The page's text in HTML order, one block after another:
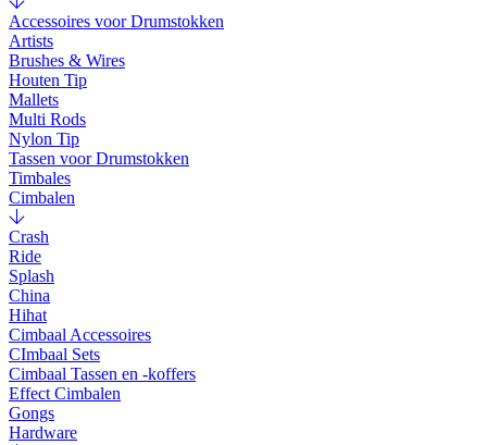
Accessoires voor Drumstokken
Artists
Brushes & Wires
Houten Tip
Mallets
Multi Rods
Nylon Tip
Tassen voor Drumstokken
Timbales
Cimbalen
Crash
Ride
Splash
China
Hihat
Cimbaal Accessoires
CImbaal Sets
Cimbaal Tassen en -koffers
Effect Cimbalen
Gongs
Hardware